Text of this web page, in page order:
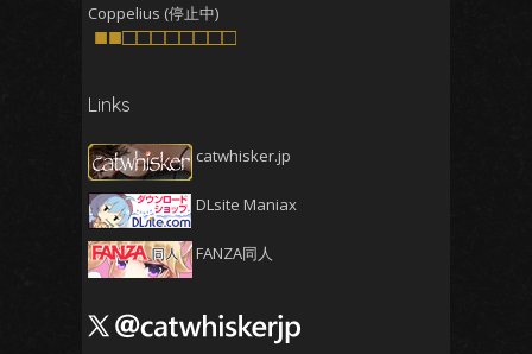
2025年5月(5)
2025年3月
2025年2月(4)
2025年1月(5)
2024年12月(5)
2024年11月(5)
2024年9月(4)
Coppelius (停止中)
■■□□□□□□□□
Links
catwhisker.jp
DLsite Maniax
FANZA同人